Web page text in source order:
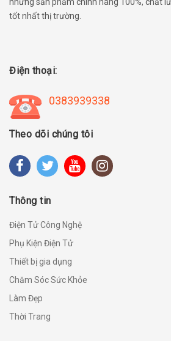
tốt nhất thị trường.
Điện thoại:
0383939338
Theo dõi chúng tôi
Thông tin
Điện Tử Công Nghệ
Phụ Kiện Điện Tử
Thiết bị gia dụng
Chăm Sóc Sức Khỏe
Làm Đẹp
Thời Trang